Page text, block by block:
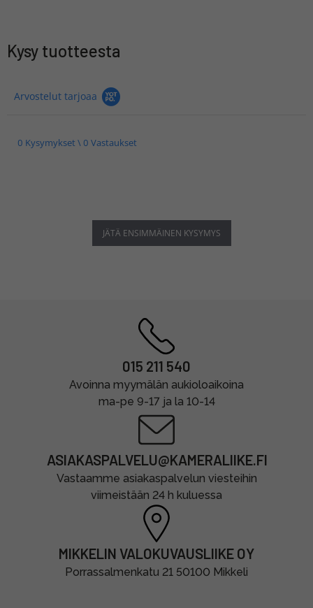
Kysy tuotteesta
Arvostelut tarjoaa
0 Kysymykset \ 0 Vastaukset
JÄTÄ ENSIMMÄINEN KYSYMYS
015 211 540
Avoinna myymälän aukioloaikoina
ma-pe 9-17 ja la 10-14
ASIAKASPALVELU@KAMERALIIKE.FI
Vastaamme asiakaspalvelun viesteihin
viimeistään 24 h kuluessa
MIKKELIN VALOKUVAUSLIIKE OY
Porrassalmenkatu 21 50100 Mikkeli